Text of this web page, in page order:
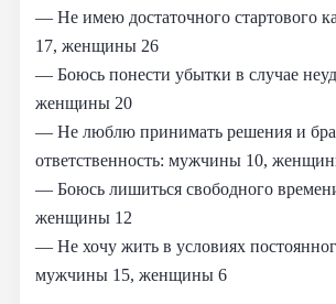
— Не имею достаточного стартового
17, женщины 26
— Боюсь понести убытки в случае
женщины 20
— Не люблю принимать решения и
ответственность: мужчины 10,
— Боюсь лишиться свободного
женщины 12
— Не хочу жить в условиях
мужчины 15, женщины 6